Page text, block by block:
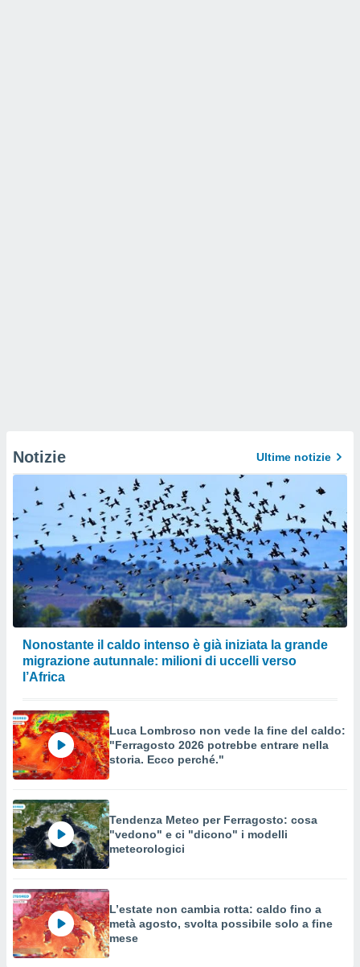
Notizie Ultime notizie
Nonostante il caldo intenso è già iniziata la grande
migrazione autunnale: milioni di uccelli verso
l’Africa
Luca Lombroso non vede la fine del caldo:
"Ferragosto 2026 potrebbe entrare nella
storia. Ecco perché."
Tendenza Meteo per Ferragosto: cosa
"vedono" e ci "dicono" i modelli
meteorologici
L’estate non cambia rotta: caldo fino a
metà agosto, svolta possibile solo a fine
mese